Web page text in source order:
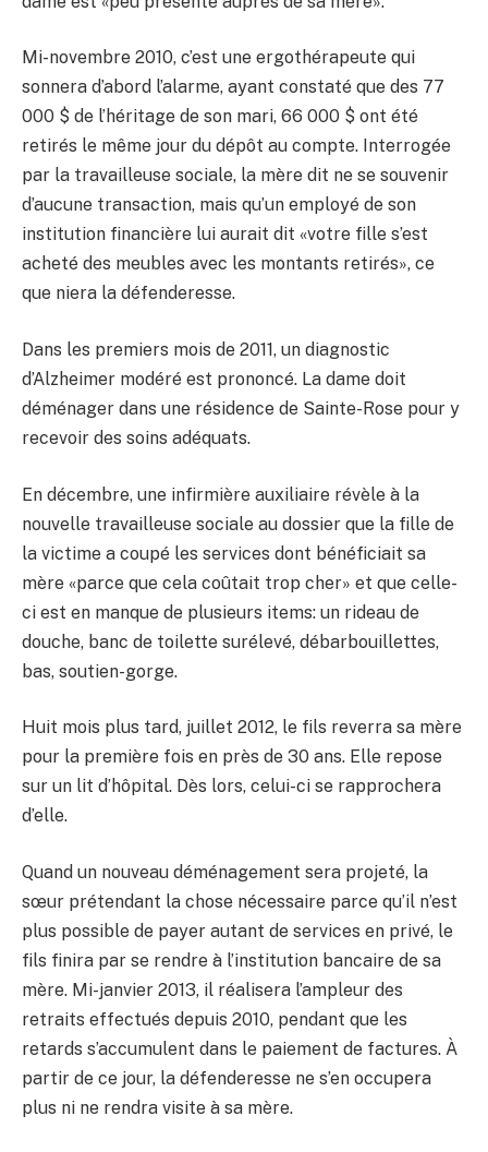
Mi-novembre 2010, c’est une ergothérapeute qui
sonnera d’abord l’alarme, ayant constaté que des 77
000 $ de l’héritage de son mari, 66 000 $ ont été
retirés le même jour du dépôt au compte. Interrogée
par la travailleuse sociale, la mère dit ne se souvenir
d’aucune transaction, mais qu’un employé de son
institution financière lui aurait dit «votre fille s’est
acheté des meubles avec les montants retirés», ce
que niera la défenderesse.
Dans les premiers mois de 2011, un diagnostic
d’Alzheimer modéré est prononcé. La dame doit
déménager dans une résidence de Sainte-Rose pour y
recevoir des soins adéquats.
En décembre, une infirmière auxiliaire révèle à la
nouvelle travailleuse sociale au dossier que la fille de
la victime a coupé les services dont bénéficiait sa
mère «parce que cela coûtait trop cher» et que celle-
ci est en manque de plusieurs items: un rideau de
douche, banc de toilette surélevé, débarbouillettes,
bas, soutien-gorge.
Huit mois plus tard, juillet 2012, le fils reverra sa mère
pour la première fois en près de 30 ans. Elle repose
sur un lit d’hôpital. Dès lors, celui-ci se rapprochera
d’elle.
Quand un nouveau déménagement sera projeté, la
sœur prétendant la chose nécessaire parce qu’il n’est
plus possible de payer autant de services en privé, le
fils finira par se rendre à l’institution bancaire de sa
mère. Mi-janvier 2013, il réalisera l’ampleur des
retraits effectués depuis 2010, pendant que les
retards s’accumulent dans le paiement de factures. À
partir de ce jour, la défenderesse ne s’en occupera
plus ni ne rendra visite à sa mère.